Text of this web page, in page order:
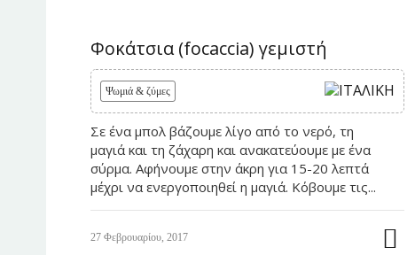
Φοκάτσια (focaccia) γεμιστή
Ψωμιά & ζύμες
Σε ένα μπολ βάζουμε λίγο από το νερό, τη
μαγιά και τη ζάχαρη και ανακατεύουμε με ένα
σύρμα. Αφήνουμε στην άκρη για 15-20 λεπτά
μέχρι να ενεργοποιηθεί η μαγιά. Κόβουμε τις...
27 Φεβρουαρίου, 2017